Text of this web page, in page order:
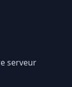
serveur